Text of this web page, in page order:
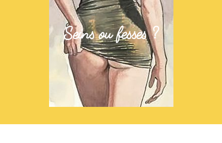
Seins ou fesses ?